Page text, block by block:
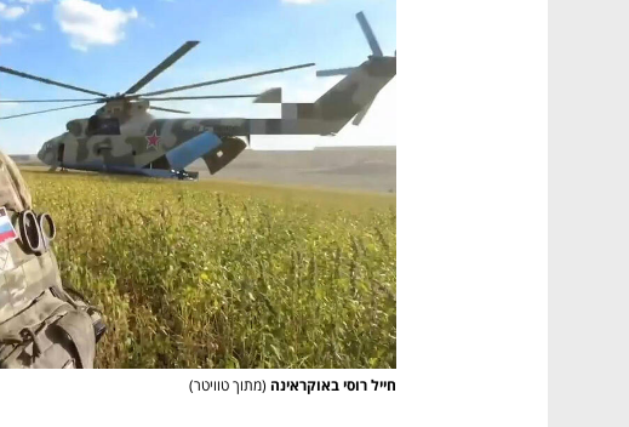
חייל רוסי באוקראינה (מתוך טוויטר)